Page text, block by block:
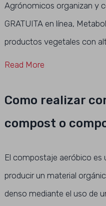
Agrónomicos organizan y
GRATUITA en línea,
productos vegetales con
Read More
Como realizar
compost o
El compostaje aeróbico es
producir un material
denso mediante el uso de